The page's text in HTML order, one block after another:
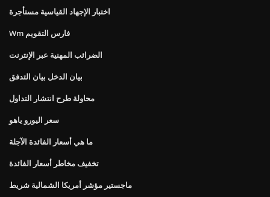
اختبار الإجهاد القياسية مستأجرة
Wm فارس التقويم
الضرائب المهنية عبر الإنترنت
بيان الدخل بيان التدفق
محاولة طرح انتشار التداول
سعر اليورو ياهو
ما هي أسعار الفائدة الآجلة
تخفيف مخاطر أسعار الفائدة
ماجستير مؤشر أمريكا الشمالية شريط